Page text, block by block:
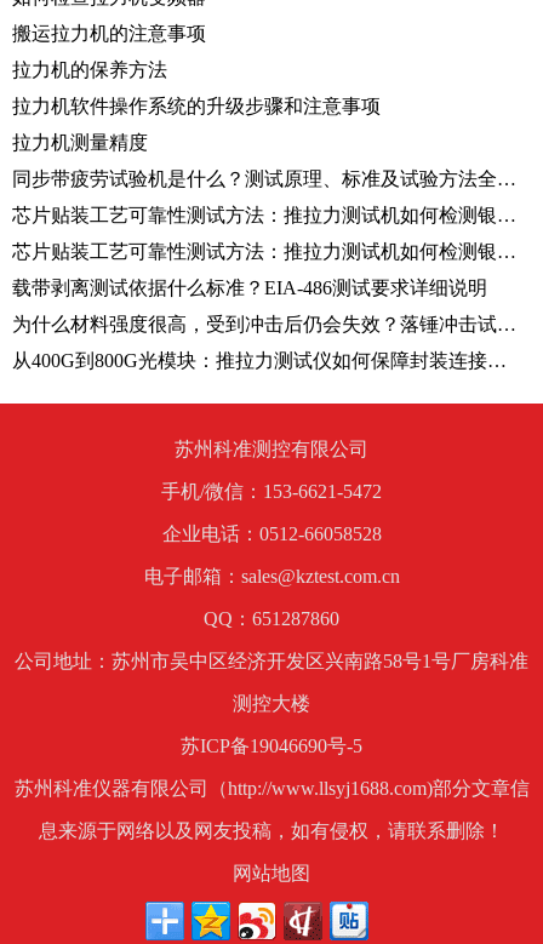
搬运拉力机的注意事项
拉力机的保养方法
拉力机软件操作系统的升级步骤和注意事项
拉力机测量精度
同步带疲劳试验机是什么？测试原理、标准及试验方法全面解析
芯片贴装工艺可靠性测试方法：推拉力测试机如何检测银浆、共晶及金片贴装强度？
芯片贴装工艺可靠性测试方法：推拉力测试机如何检测银浆、共晶及金片贴装强度？
载带剥离测试依据什么标准？EIA-486测试要求详细说明
为什么材料强度很高，受到冲击后仍会失效？落锤冲击试验机揭秘原因
从400G到800G光模块：推拉力测试仪如何保障封装连接可靠性？
苏州科准测控有限公司
手机/微信：153-6621-5472
企业电话：0512-66058528
电子邮箱：sales@kztest.com.cn
QQ：651287860
公司地址：苏州市吴中区经济开发区兴南路58号1号厂房科准
测控大楼
苏ICP备19046690号-5
苏州科准仪器有限公司（http://www.llsyj1688.com)部分文章信
息来源于网络以及网友投稿，如有侵权，请联系删除！
网站地图